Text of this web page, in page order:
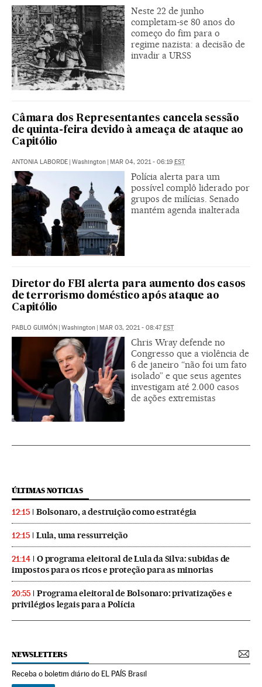
Neste 22 de junho
completam-se 80 anos do
começo do fim para o
regime nazista: a decisão de
invadir a URSS
Câmara dos Representantes cancela sessão
de quinta-feira devido à ameaça de ataque ao
Capitólio
ANTONIA LABORDE Washington MAR 04, 2021 - 06:19 EST
Polícia alerta para um
possível complô liderado por
grupos de milícias. Senado
mantém agenda inalterada
Diretor do FBI alerta para aumento dos casos
de terrorismo doméstico após ataque ao
Capitólio
PABLO GUIMÓN Washington MAR 03, 2021 - 08:47 EST
Chris Wray defende no
Congresso que a violência de
6 de janeiro “não foi um fato
isolado” e que seus agentes
investigam até 2.000 casos
de ações extremistas
ÚLTIMAS NOTICIAS
12:15 Bolsonaro, a destruição como estratégia
12:15 Lula, uma ressurreição
21:14
O programa eleitoral de Lula da Silva: subidas de
impostos para os ricos e proteção para as minorias
20:55
Programa eleitoral de Bolsonaro: privatizações e
privilégios legais para a Polícia
NEWSLETTERS
Receba o boletim diário do EL PAÍS Brasil